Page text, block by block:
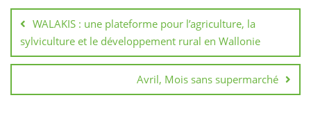
WALAKIS : une plateforme pour l’agriculture, la
sylviculture et le développement rural en Wallonie
Avril, Mois sans supermarché